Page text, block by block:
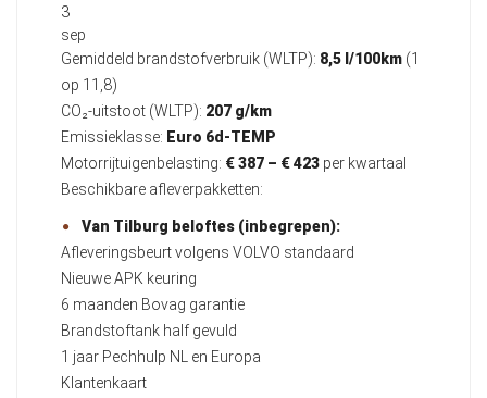
3
sep
Gemiddeld brandstofverbruik (WLTP): 8,5 l/100km (1
op 11,8)
CO₂-uitstoot (WLTP): 207 g/km
Emissieklasse: Euro 6d-TEMP
Motorrijtuigenbelasting: € 387 – € 423 per kwartaal
Beschikbare afleverpakketten:
Van Tilburg beloftes (inbegrepen):
Afleveringsbeurt volgens VOLVO standaard
Nieuwe APK keuring
6 maanden Bovag garantie
Brandstoftank half gevuld
1 jaar Pechhulp NL en Europa
Klantenkaart